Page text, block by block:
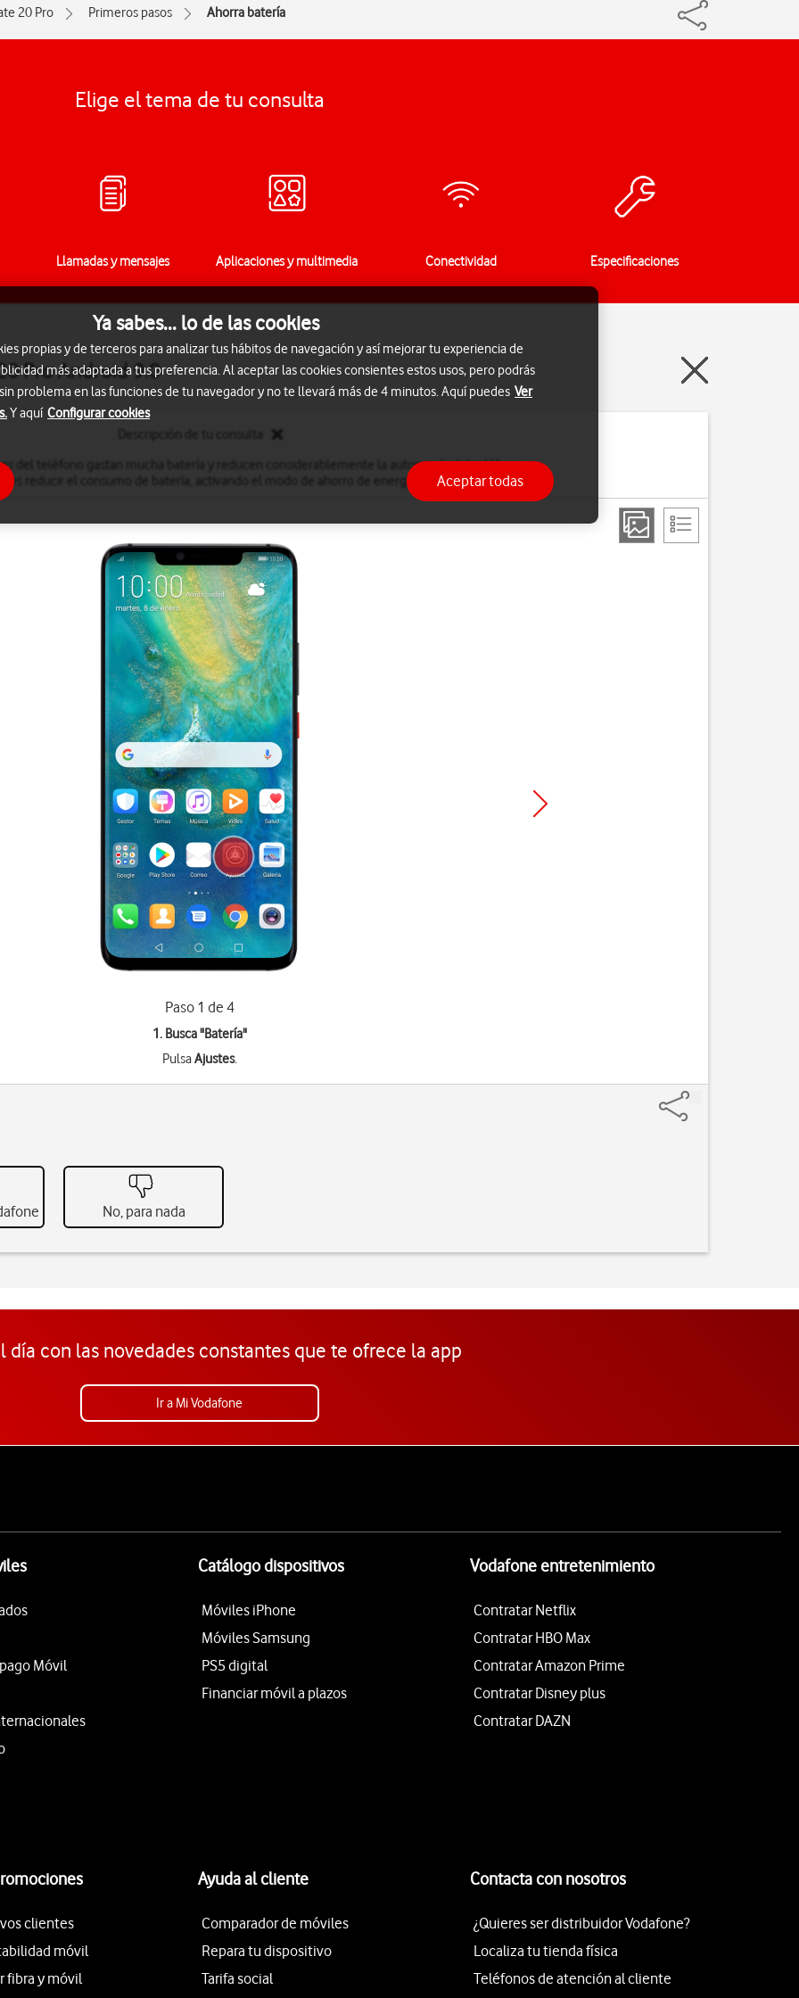
20 Pro Primeros pasos Ahorra batería
Elige el tema de tu consulta
Llamadas y mensajes Aplicaciones y multimedia Conectividad Especificaciones
Pro Android 9.0
del teléfono gastan mucha batería y reducen considerablemente la autonomía del teléfono.
reducir el consumo de batería, activando el modo de ahorro de energía.
Paso 1 de 4
1. Busca "Batería"
PulsaAjustes.
No, para nada
día con las novedades constantes que te ofrece la app
Ir a Mi Vodafone
Móvil
Catálogo dispositivos
Móviles iPhone
Móviles Samsung
PS5 digital
Financiar móvil a plazos
Vodafone entretenimiento
Contratar Netflix
Contratar HBO Max
Contratar Amazon Prime
Contratar Disney plus
Contratar DAZN
clientes
móvil
fibra y móvil
Ayuda al cliente
Comparador de móviles
Repara tu dispositivo
Tarifa social
Contacta con nosotros
¿Quieres ser distribuidor Vodafone?
Localiza tu tienda física
Teléfonos de atención al cliente
Ya sabes... lo de las cookies
propias y de terceros para analizar tus hábitos de navegación y así mejorar tu experiencia de
más adaptada a tus preferencia. Al aceptar las cookies consientes estos usos, pero podrás
problema en las funciones de tu navegador y no te llevará más de 4 minutos. Aquí puedes Ver
Y aquí Configurar cookies
Aceptar todas